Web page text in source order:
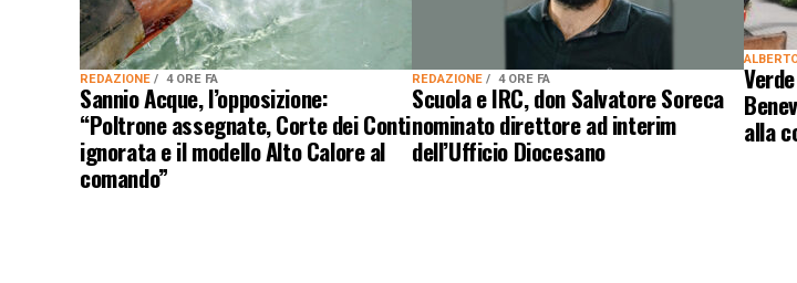
REDAZIONE 4 ORE FA
Sannio Acque, l’opposizione:
“Poltrone assegnate, Corte dei Conti
ignorata e il modello Alto Calore al
comando”
REDAZIONE 4 ORE FA
Scuola e IRC, don Salvatore Soreca
nominato direttore ad interim
dell’Ufficio Diocesano
alla